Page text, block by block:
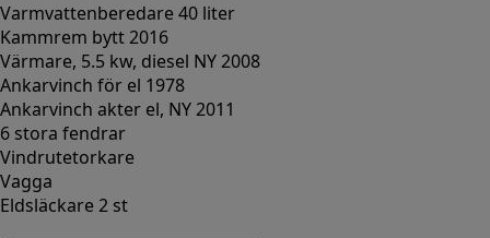
Varmvattenberedare 40 liter
Kammrem bytt 2016
Värmare, 5.5 kw, diesel NY 2008
Ankarvinch för el 1978
Ankarvinch akter el, NY 2011
6 stora fendrar
Vindrutetorkare
Vagga
Eldsläckare 2 st